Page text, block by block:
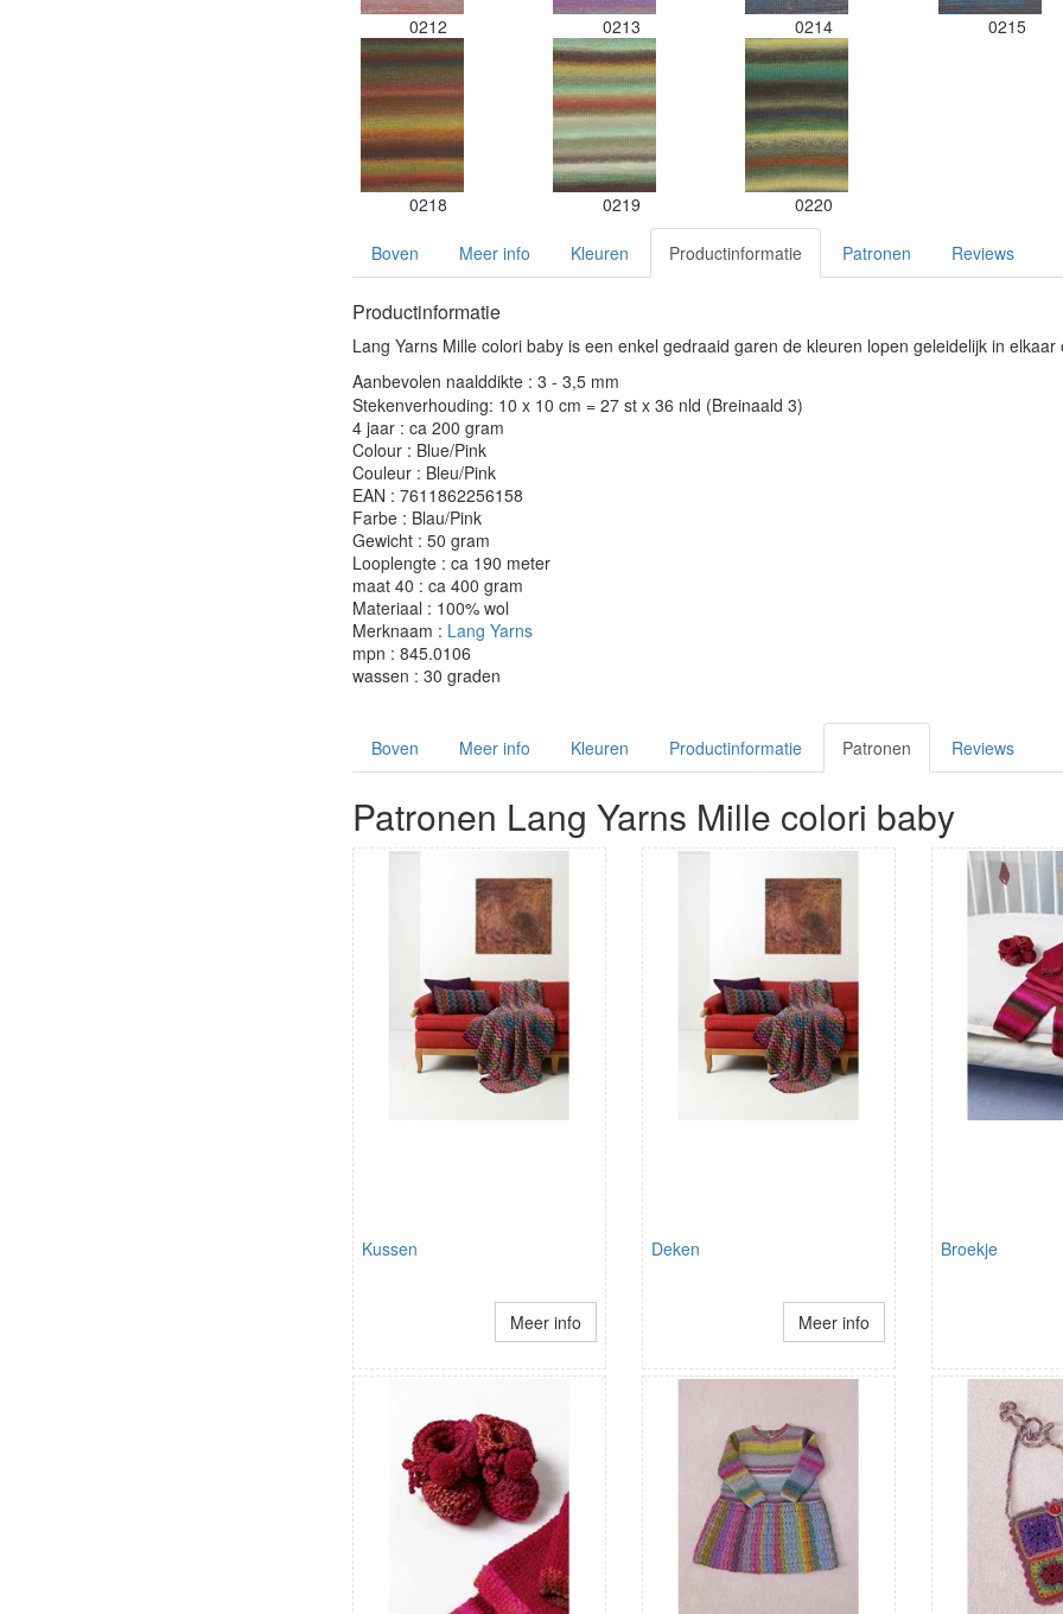
0212 0213 0214 0215
0218 0219 0220
Boven Meer info Kleuren Productinformatie Patronen Reviews
Productinformatie
Lang Yarns Mille colori baby is een enkel gedraaid garen de kleuren lopen geleidelijk in elkaar
Aanbevolen naalddikte : 3 - 3,5 mm
Stekenverhouding: 10 x 10 cm = 27 st x 36 nld (Breinaald 3)
4 jaar : ca 200 gram
Colour : Blue/Pink
Couleur : Bleu/Pink
EAN : 7611862256158
Farbe : Blau/Pink
Gewicht : 50 gram
Looplengte : ca 190 meter
maat 40 : ca 400 gram
Materiaal : 100% wol
Merknaam : Lang Yarns
mpn : 845.0106
wassen : 30 graden
Boven Meer info Kleuren Productinformatie Patronen Reviews
Patronen Lang Yarns Mille colori baby
Kussen
Meer info
Deken
Meer info
Broekje